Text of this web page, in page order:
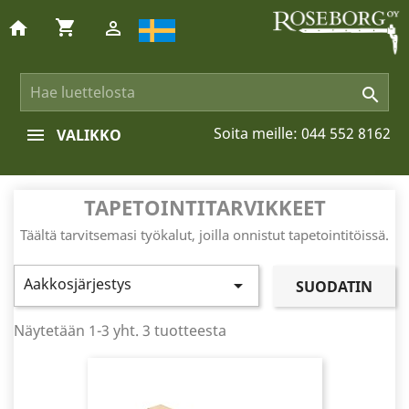

home shopping_cart 
Soita meille: 044 552 8162
VALIKKO
TAPETOINTITARVIKKEET
Täältä tarvitsemasi työkalut, joilla onnistut tapetointitöissä.
Aakkosjärjestys  SUODATIN
Näytetään 1-3 yht. 3 tuotteesta